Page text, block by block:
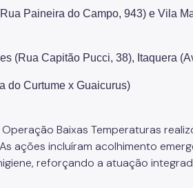
Paineira do Campo, 943) e Vila
(Rua Capitão Pucci, 38), Itaquera
do Curtume x Guaicurus)
Baixas Temperaturas
ações incluíram acolhimento
reforçando a atuação